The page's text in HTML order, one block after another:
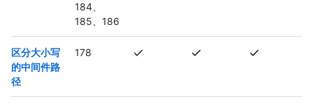
184、
185、186
区分大小写
的中间件路
径
178